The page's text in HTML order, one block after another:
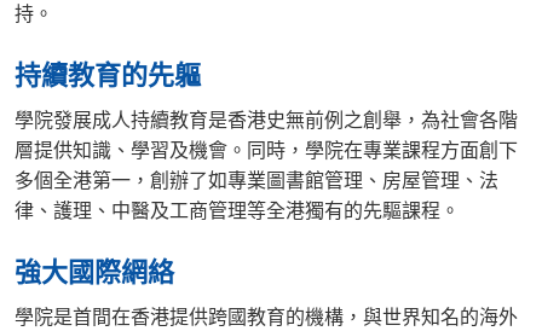
持。​
持續教育的先軀
學院發展成人持續教育是香港史無前例之創舉，為社會各階
層提供知識、學習及機會。同時，學院在專業課程方面創下
多個全港第一，創辦了如專業圖書館管理、房屋管理、法
律、護理、中醫及工商管理等全港獨有的先驅課程。
強大國際網絡
學院是首間在香港提供跨國教育的機構，與世界知名的海外